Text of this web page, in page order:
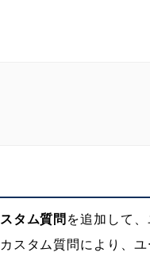
タム質問を追加して
スタム質問により、